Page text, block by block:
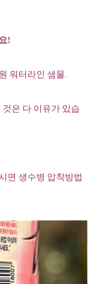
!
워터라인 샘물.
은 다 이유가 있습
면 생수병 압착방법